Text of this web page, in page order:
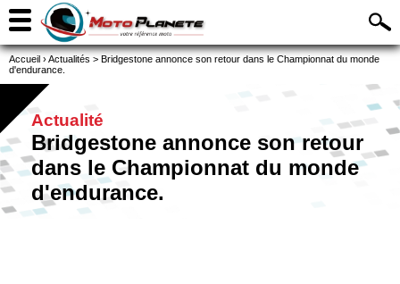
Accueil ›Actualités > Bridgestone annonce son retour dans le Championnat du monde
d'endurance.
Actualité
Bridgestone annonce son retour
dans le Championnat du monde
d'endurance.